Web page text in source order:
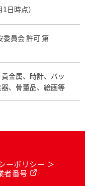
日時点）
委員会 許可 第
金属、時計、バッ
、骨董品、絵画等
ーポリシー
者番号